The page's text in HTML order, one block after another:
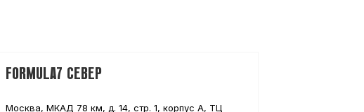
FORMULA7 СЕВЕР
Москва, МКАД 78 км, д. 14, стр. 1, корпус А, ТЦ